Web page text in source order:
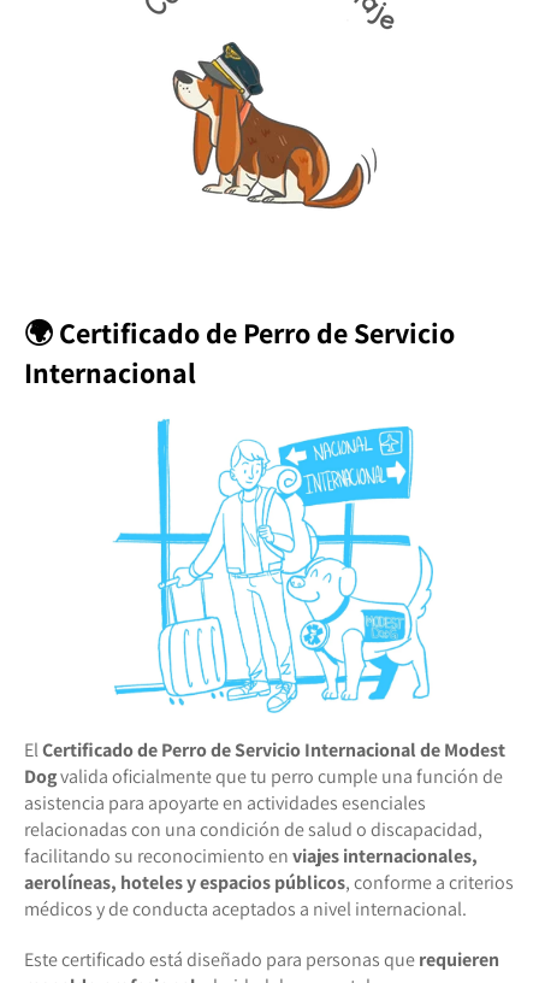
🌍 Certificado de Perro de Servicio
Internacional
ElCertificado de Perro de Servicio Internacional de Modest
Dogvalida oficialmente que tu perro cumple una función de
asistencia para apoyarte en actividades esenciales
relacionadas con una condición de salud o discapacidad,
facilitando su reconocimiento enviajes internacionales,
aerolíneas, hoteles y espacios públicos, conforme a criterios
médicos y de conducta aceptados a nivel internacional.
Este certificado está diseñado para personas querequieren